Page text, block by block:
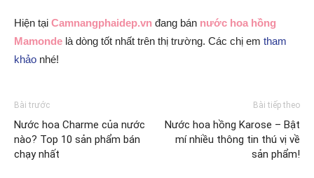
Hiện tại Camnangphaidep.vn đang bán nước hoa hồng
Mamonde là dòng tốt nhất trên thị trường. Các chị em tham
khảo nhé!
Bài trước
Nước hoa Charme của nước
nào? Top 10 sản phẩm bán
chạy nhất
Bài tiếp theo
Nước hoa hồng Karose – Bật
mí nhiều thông tin thú vị về
sản phẩm!